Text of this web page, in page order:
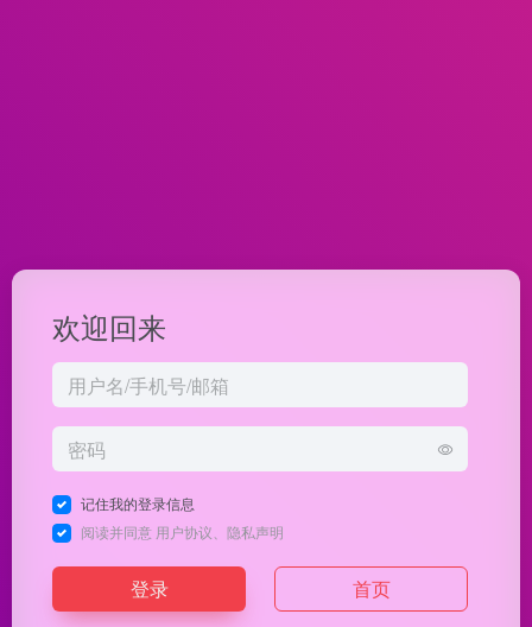
欢迎回来
记住我的登录信息
阅读并同意 用户协议 隐私声明
登录 首页